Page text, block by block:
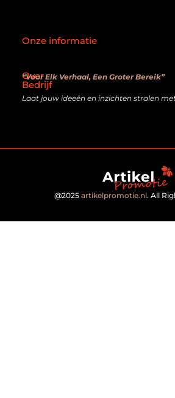
Over
Bedrijf
“Voor Elk Verhaal, Een Groter Bereik”
Laat jouw ideeën en inzichten stralen
Onze informatie
@2025 artikelpromotie.nl. All